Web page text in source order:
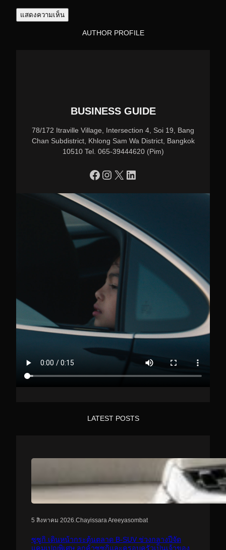
AUTHOR PROFILE
BUSINESS GUIDE
78/172 Itraville Village, Intersection 4, Soi 19, Bang
Chan Subdistrict, Khlong Sam Wa District, Bangkok
10510 Tel. 065-39444620 (Pim)
https://www.facebook.com/profile.php?id=100090086432719 Instagram X LinkedIn
LATEST POSTS
5 สิงหาคม 2026 Chayissara Areeyasombat
ซูซูกิ เดินหน้ากระตุ้นตลาด B-SUV ช่วงกลางปีจัด
แคมเปญพิเศษ ลูกค้าซูซูกิและครอบครัวเป็นเจ้าของ